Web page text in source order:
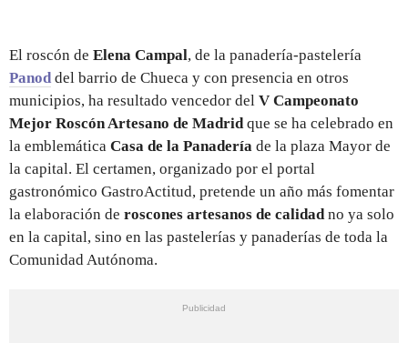
El roscón de Elena Campal, de la panadería-pastelería
Panod del barrio de Chueca y con presencia en otros
municipios, ha resultado vencedor del V Campeonato
Mejor Roscón Artesano de Madridque se ha celebrado en
la emblemática Casa de la Panadería de la plaza Mayor de
la capital. El certamen, organizado por el portal
gastronómico GastroActitud, pretende un año más fomentar
la elaboración de roscones artesanos de calidadno ya solo
en la capital, sino en las pastelerías y panaderías de toda la
Comunidad Autónoma.